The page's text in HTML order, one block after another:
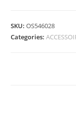
SKU:OS546028
Categories: